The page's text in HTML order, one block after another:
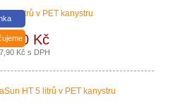
Kč
Kč s DPH
HT 5 litrů v PET kanystru